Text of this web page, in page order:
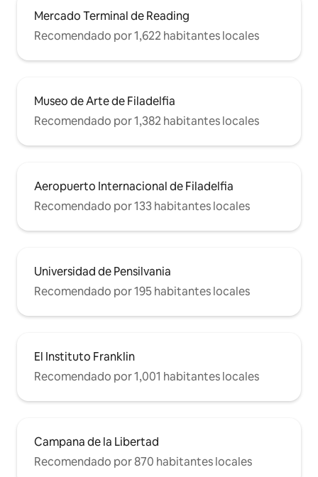
Mercado Terminal de Reading
Recomendado por 1,622 habitantes locales
Museo de Arte de Filadelfia
Recomendado por 1,382 habitantes locales
Aeropuerto Internacional de Filadelfia
Recomendado por 133 habitantes locales
Universidad de Pensilvania
Recomendado por 195 habitantes locales
El Instituto Franklin
Recomendado por 1,001 habitantes locales
Campana de la Libertad
Recomendado por 870 habitantes locales